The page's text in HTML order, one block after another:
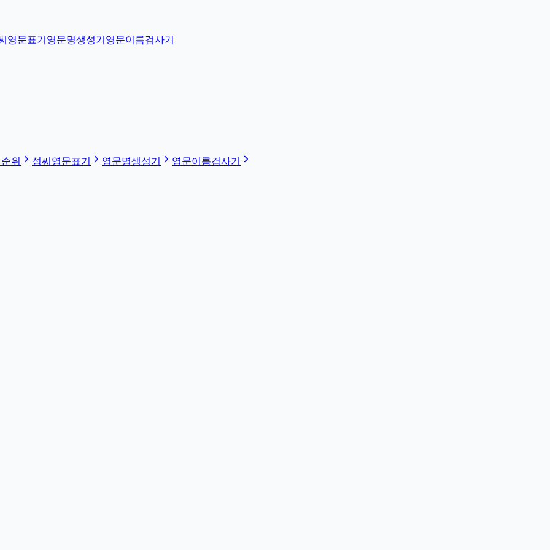
영문표기영문명생성기영문이름검사기
위 성씨영문표기 영문명생성기 영문이름검사기